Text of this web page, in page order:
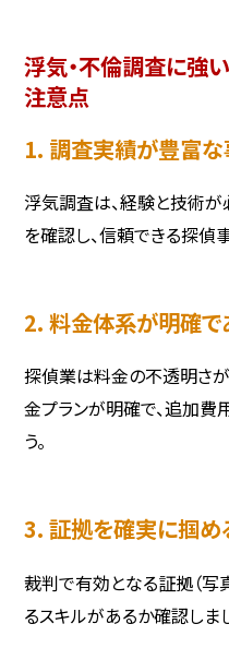
浮気・不倫調査に強
注意点
1. 調査実績が豊富
浮気調査は、経験と技術
を確認し、信頼できる探偵
2. 料金体系が明確で
探偵業は料金の不透明さ
金プランが明確で、追加費
う。
3. 証拠を確実に掴め
裁判で有効となる証拠（写
るスキルがあるか確認しまし